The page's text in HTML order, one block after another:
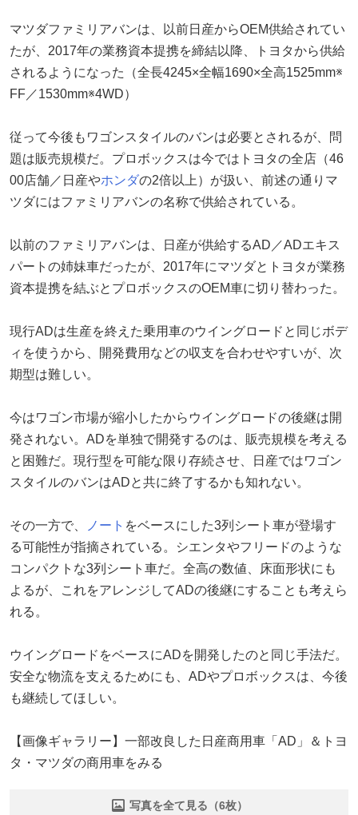
マツダファミリアバンは、以前日産からOEM供給されてい
たが、2017年の業務資本提携を締結以降、トヨタから供給
されるようになった（全長4245×全幅1690×全高1525mm※
FF／1530mm※4WD）
従って今後もワゴンスタイルのバンは必要とされるが、問
題は販売規模だ。プロボックスは今ではトヨタの全店（46
00店舗／日産やホンダの2倍以上）が扱い、前述の通りマ
ツダにはファミリアバンの名称で供給されている。
以前のファミリアバンは、日産が供給するAD／ADエキス
パートの姉妹車だったが、2017年にマツダとトヨタが業務
資本提携を結ぶとプロボックスのOEM車に切り替わった。
現行ADは生産を終えた乗用車のウイングロードと同じボデ
ィを使うから、開発費用などの収支を合わせやすいが、次
期型は難しい。
今はワゴン市場が縮小したからウイングロードの後継は開
発されない。ADを単独で開発するのは、販売規模を考える
と困難だ。現行型を可能な限り存続させ、日産ではワゴン
スタイルのバンはADと共に終了するかも知れない。
その一方で、 ノート をベースにした3列シート車が登場す
る可能性が指摘されている。シエンタやフリードのような
コンパクトな3列シート車だ。全高の数値、床面形状にも
よるが、これをアレンジしてADの後継にすることも考えら
れる。
ウイングロードをベースにADを開発したのと同じ手法だ。
安全な物流を支えるためにも、ADやプロボックスは、今後
も継続してほしい。
【画像ギャラリー】一部改良した日産商用車「AD」＆トヨ
タ・マツダの商用車をみる
写真を全て見る（6枚）